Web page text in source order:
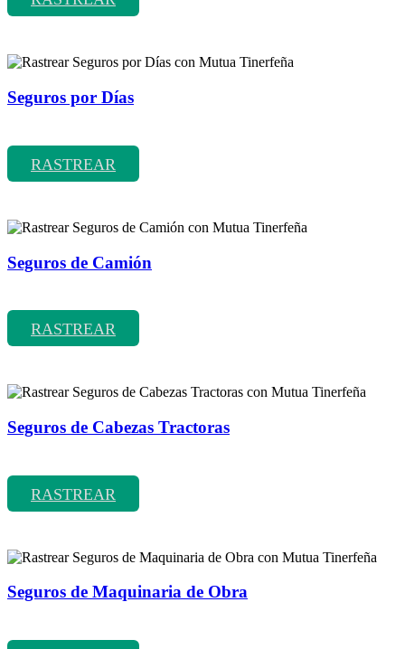
Seguros por Días
RASTREAR
Seguros de Camión
RASTREAR
Seguros de Cabezas Tractoras
RASTREAR
Seguros de Maquinaria de Obra